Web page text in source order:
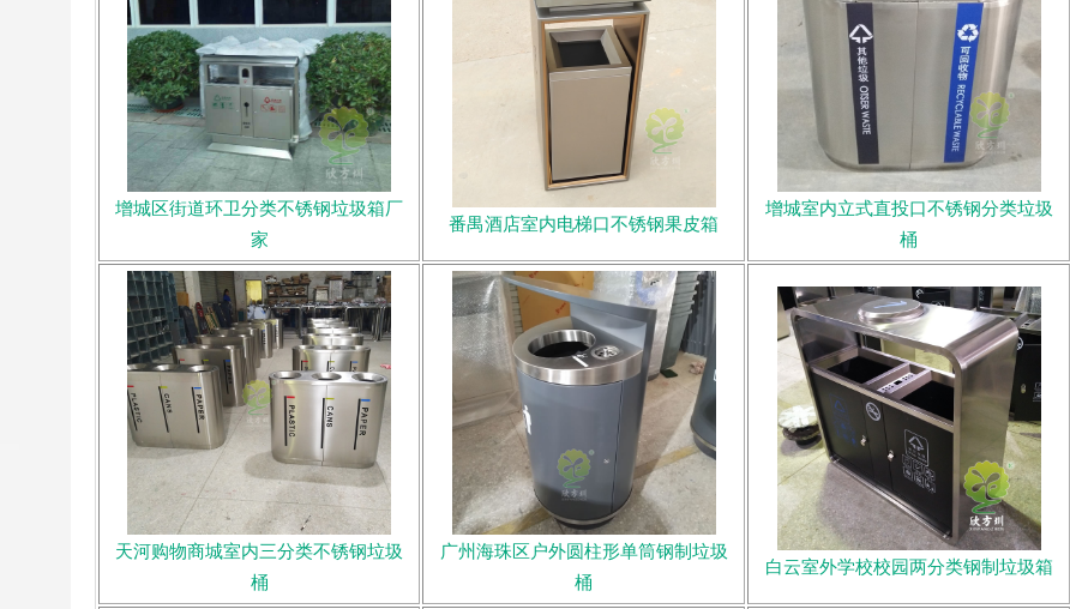
增城区街道环卫分类不锈钢垃圾箱厂
家
番禺酒店室内电梯口不锈钢果皮箱
增城室内立式直投口不锈钢分类垃圾
桶
天河购物商城室内三分类不锈钢垃圾
桶
广州海珠区户外圆柱形单筒钢制垃圾
桶
白云室外学校校园两分类钢制垃圾箱